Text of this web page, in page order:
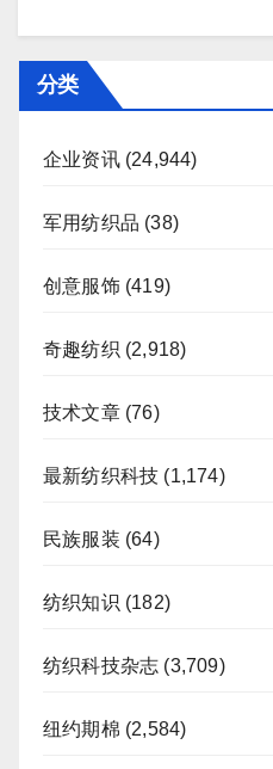
分类
企业资讯(24,944)
军用纺织品 (38)
创意服饰(419)
奇趣纺织 (2,918)
技术文章(76)
最新纺织科技 (1,174)
民族服装 (64)
纺织知识 (182)
纺织科技杂志 (3,709)
纽约期棉 (2,584)